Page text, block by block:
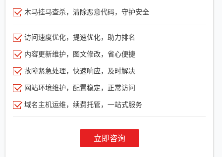
木马挂马查杀，清除恶意代码，守护安全
访问速度优化，提速优化，助力排名
内容更新维护，图文修改，省心便捷
故障紧急处理，快速响应，及时解决
网站环境维护，配置稳定，正常访问
域名主机运维，续费托管，一站式服务
立即咨询